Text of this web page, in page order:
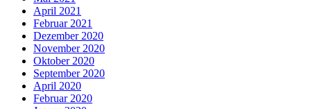
April 2021
Februar 2021
Dezember 2020
November 2020
Oktober 2020
September 2020
April 2020
Februar 2020